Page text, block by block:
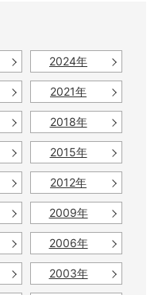
2024年
2021年
2018年
2015年
2012年
2009年
2006年
2003年